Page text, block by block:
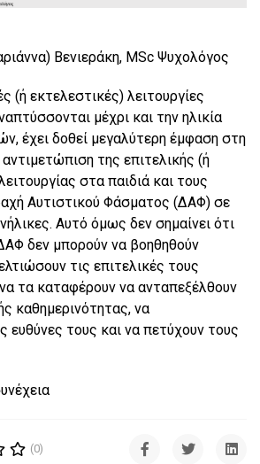
Βενιεράκη, MSc Ψυχολόγος
(ή εκτελεστικές) λειτουργίες
μέχρι και την ηλικία
έχει δοθεί μεγαλύτερη έμφαση στη
της επιτελικής (ή
στα παιδιά και τους
Αυτιστικού Φάσματος (ΔΑΦ) σε
Αυτό όμως δεν σημαίνει ότι
δεν μπορούν να βοηθηθούν
τις επιτελικές τους
τα καταφέρουν να ανταπεξέλθουν
καθημερινότητας, να
ευθύνες τους και να πετύχουν τους
(0)